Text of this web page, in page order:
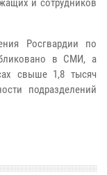
и сотрудников
Росгвардии по
в СМИ, а
свыше 1,8 тысяч
подразделений